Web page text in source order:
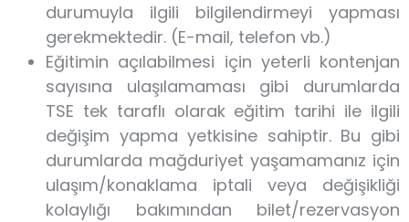
durumuyla ilgili bilgilendirmeyi yapması
gerekmektedir. (E-mail, telefon vb.)
Eğitimin açılabilmesi için yeterli kontenjan
sayısına ulaşılamaması gibi durumlarda
TSE tek taraflı olarak eğitim tarihi ile ilgili
değişim yapma yetkisine sahiptir. Bu gibi
durumlarda mağduriyet yaşamamanız için
ulaşım/konaklama iptali veya değişikliği
kolaylığı bakımından bilet/rezervasyon